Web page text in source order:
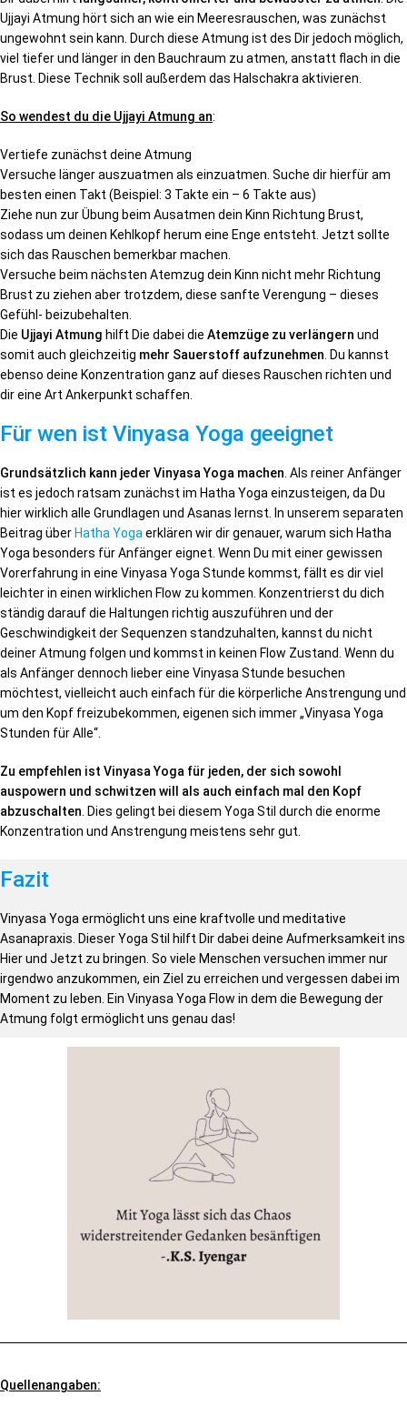
Ujjayi Atmung hört sich an wie ein Meeresrauschen, was zunächst
ungewohnt sein kann. Durch diese Atmung ist des Dir jedoch möglich,
viel tiefer und länger in den Bauchraum zu atmen, anstatt flach in die
Brust. Diese Technik soll außerdem das Halschakra aktivieren.
So wendest du die Ujjayi Atmung an:
Vertiefe zunächst deine Atmung
Versuche länger auszuatmen als einzuatmen. Suche dir hierfür am
besten einen Takt (Beispiel: 3 Takte ein – 6 Takte aus)
Ziehe nun zur Übung beim Ausatmen dein Kinn Richtung Brust,
sodass um deinen Kehlkopf herum eine Enge entsteht. Jetzt sollte
sich das Rauschen bemerkbar machen.
Versuche beim nächsten Atemzug dein Kinn nicht mehr Richtung
Brust zu ziehen aber trotzdem, diese sanfte Verengung – dieses
Gefühl- beizubehalten.
Die Ujjayi Atmung hilft Die dabei die Atemzüge zu verlängern und
somit auch gleichzeitig mehr Sauerstoff aufzunehmen. Du kannst
ebenso deine Konzentration ganz auf dieses Rauschen richten und
dir eine Art Ankerpunkt schaffen.
Für wen ist Vinyasa Yoga geeignet
Grundsätzlich kann jeder Vinyasa Yoga machen. Als reiner Anfänger
ist es jedoch ratsam zunächst im Hatha Yoga einzusteigen, da Du
hier wirklich alle Grundlagen und Asanas lernst. In unserem separaten
Beitrag über Hatha Yogaerklären wir dir genauer, warum sich Hatha
Yoga besonders für Anfänger eignet. Wenn Du mit einer gewissen
Vorerfahrung in eine Vinyasa Yoga Stunde kommst, fällt es dir viel
leichter in einen wirklichen Flow zu kommen. Konzentrierst du dich
ständig darauf die Haltungen richtig auszuführen und der
Geschwindigkeit der Sequenzen standzuhalten, kannst du nicht
deiner Atmung folgen und kommst in keinen Flow Zustand. Wenn du
als Anfänger dennoch lieber eine Vinyasa Stunde besuchen
möchtest, vielleicht auch einfach für die körperliche Anstrengung und
um den Kopf freizubekommen, eigenen sich immer „Vinyasa Yoga
Stunden für Alle“.
Zu empfehlen ist Vinyasa Yoga für jeden, der sich sowohl
auspowern und schwitzen will als auch einfach mal den Kopf
abzuschalten. Dies gelingt bei diesem Yoga Stil durch die enorme
Konzentration und Anstrengung meistens sehr gut.
Fazit
Vinyasa Yoga ermöglicht uns eine kraftvolle und meditative
Asanapraxis. Dieser Yoga Stil hilft Dir dabei deine Aufmerksamkeit ins
Hier und Jetzt zu bringen. So viele Menschen versuchen immer nur
irgendwo anzukommen, ein Ziel zu erreichen und vergessen dabei im
Moment zu leben. Ein Vinyasa Yoga Flow in dem die Bewegung der
Atmung folgt ermöglicht uns genau das!
Quellenangaben: